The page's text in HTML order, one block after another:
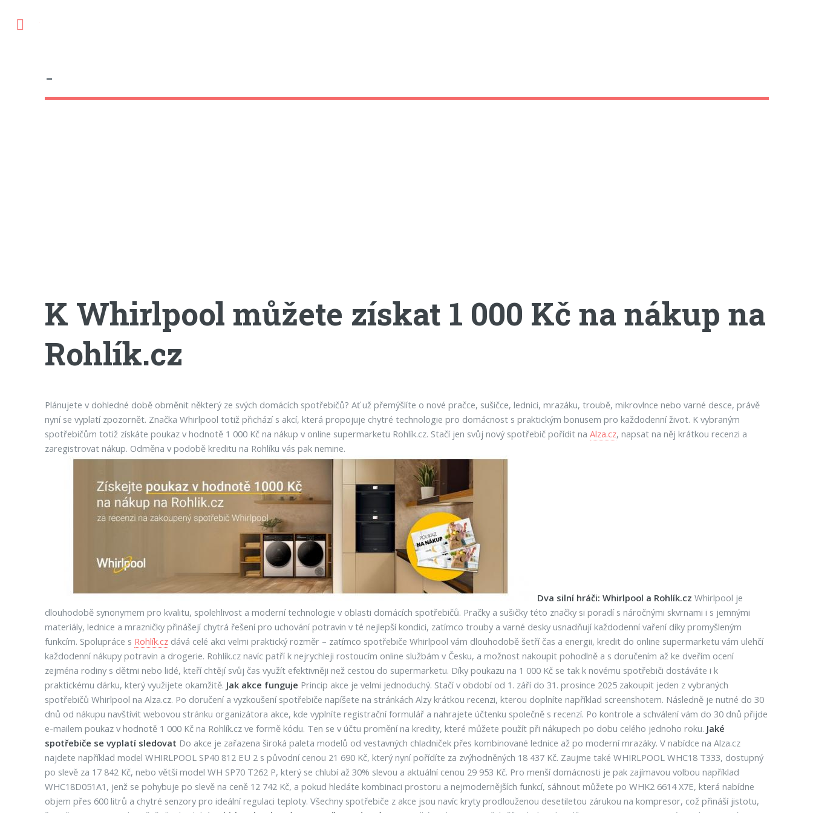
-
K Whirlpool můžete získat 1 000 Kč na nákup na
Rohlík.cz
Plánujete v dohledné době obměnit některý ze svých domácích spotřebičů? Ať už přemýšlíte o nové pračce, sušičce, lednici, mrazáku, troubě, mikrovlnce nebo varné desce, právě
nyní se vyplatí zpozornět. Značka Whirlpool totiž přichází s akcí, která propojuje chytré technologie pro domácnost s praktickým bonusem pro každodenní život. K vybraným
spotřebičům totiž získáte poukaz v hodnotě 1 000 Kč na nákup v online supermarketu Rohlík.cz. Stačí jen svůj nový spotřebič pořídit na Alza.cz, napsat na něj krátkou recenzi a
zaregistrovat nákup. Odměna v podobě kreditu na Rohlíku vás pak nemine.
Dva silní hráči: Whirlpool a Rohlík.cz Whirlpool je
dlouhodobě synonymem pro kvalitu, spolehlivost a moderní technologie v oblasti domácích spotřebičů. Pračky a sušičky této značky si poradí s náročnými skvrnami i s jemnými
materiály, lednice a mrazničky přinášejí chytrá řešení pro uchování potravin v té nejlepší kondici, zatímco trouby a varné desky usnadňují každodenní vaření díky promyšleným
funkcím. Spolupráce s Rohlík.czdává celé akci velmi praktický rozměr – zatímco spotřebiče Whirlpool vám dlouhodobě šetří čas a energii, kredit do online supermarketu vám ulehčí
každodenní nákupy potravin a drogerie. Rohlík.cz navíc patří k nejrychleji rostoucím online službám v Česku, a možnost nakoupit pohodlně a s doručením až ke dveřím ocení
zejména rodiny s dětmi nebo lidé, kteří chtějí svůj čas využít efektivněji než cestou do supermarketu. Díky poukazu na 1 000 Kč se tak k novému spotřebiči dostáváte i k
praktickému dárku, který využijete okamžitě. Jak akce funguje Princip akce je velmi jednoduchý. Stačí v období od 1. září do 31. prosince 2025 zakoupit jeden z vybraných
spotřebičů Whirlpool na Alza.cz. Po doručení a vyzkoušení spotřebiče napíšete na stránkách Alzy krátkou recenzi, kterou doplníte například screenshotem. Následně je nutné do 30
dnů od nákupu navštívit webovou stránku organizátora akce, kde vyplníte registrační formulář a nahrajete účtenku společně s recenzí. Po kontrole a schválení vám do 30 dnů přijde
e-mailem poukaz v hodnotě 1 000 Kč na Rohlík.cz ve formě kódu. Ten se v účtu promění na kredity, které můžete použít při nákupech po dobu celého jednoho roku. Jaké
spotřebiče se vyplatí sledovat Do akce je zařazena široká paleta modelů od vestavných chladniček přes kombinované lednice až po moderní mrazáky. V nabídce na Alza.cz
najdete například model WHIRLPOOL SP40 812 EU 2 s původní cenou 21 690 Kč, který nyní pořídíte za zvýhodněných 18 437 Kč. Zaujme také WHIRLPOOL WHC18 T333, dostupný
po slevě za 17 842 Kč, nebo větší model WH SP70 T262 P, který se chlubí až 30% slevou a aktuální cenou 29 953 Kč. Pro menší domácnosti je pak zajímavou volbou například
WHC18D051A1, jenž se pohybuje po slevě na ceně 12 742 Kč, a pokud hledáte kombinaci prostoru a nejmodernějších funkcí, sáhnout můžete po WHK2 6614 X7E, která nabídne
objem přes 600 litrů a chytré senzory pro ideální regulaci teploty. Všechny spotřebiče z akce jsou navíc kryty prodlouženou desetiletou zárukou na kompresor, což přináší jistotu,